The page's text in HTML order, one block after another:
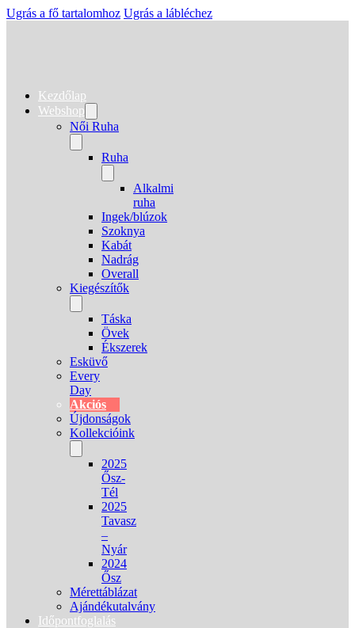
Ugrás a fő tartalomhoz Ugrás a lábléchez
Kezdőlap
Webshop
Női Ruha
Ruha
Alkalmi
ruha
Ingek/blúzok
Szoknya
Kabát
Nadrág
Overall
Kiegészítők
Táska
Övek
Ékszerek
Esküvő
Every
Day
Akciós
Újdonságok
Kollekcióink
2025
Ősz-
Tél
2025
Tavasz
–
Nyár
2024
Ősz
Mérettáblázat
Ajándékutalvány
Időpontfoglalás